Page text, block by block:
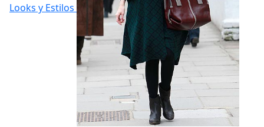
Looks y Estilos